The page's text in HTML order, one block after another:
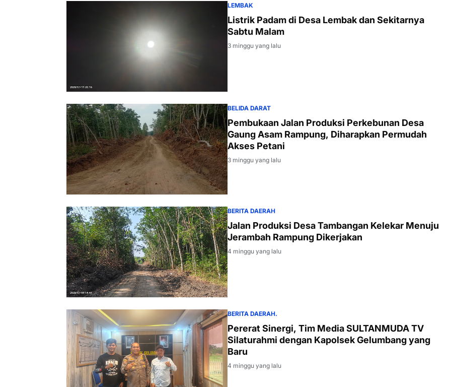
LEMBAK
Listrik Padam di Desa Lembak dan Sekitarnya
Sabtu Malam
3 minggu yang lalu
BELIDA DARAT
Pembukaan Jalan Produksi Perkebunan Desa
Gaung Asam Rampung, Diharapkan Permudah
Akses Petani
3 minggu yang lalu
BERITA DAERAH
Jalan Produksi Desa Tambangan Kelekar Menuju
Jerambah Rampung Dikerjakan
4 minggu yang lalu
BERITA DAERAH.
Pererat Sinergi, Tim Media SULTANMUDA TV
Silaturahmi dengan Kapolsek Gelumbang yang
Baru
4 minggu yang lalu